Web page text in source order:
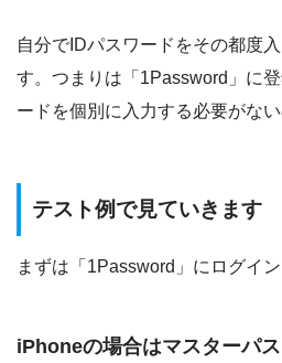
自分でIDパスワードをその都度
す。つまりは「1Password」に
ードを個別に入力する必要がない
テスト例で見ていきます
まずは「1Password」にログイン
iPhoneの場合はマスターパ